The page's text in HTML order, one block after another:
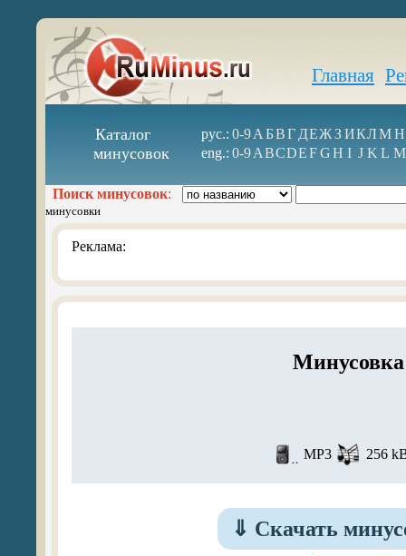
Главная
Каталог
минусовок
рус.: 0-9А БВГ ДЕЖ З ИКЛМН
eng.: 0-9ABCDEFGH I J K L M
Поиск минусовок:
минусовки
Реклама:
MP3 256
⇓ Скачать